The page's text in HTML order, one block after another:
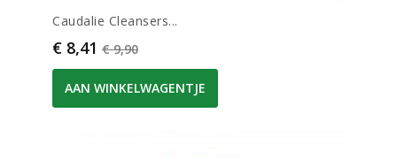
Caudalie Cleansers...
Prijs
€ 8,41 Normale prijs
€ 9,90
AAN WINKELWAGENTJE